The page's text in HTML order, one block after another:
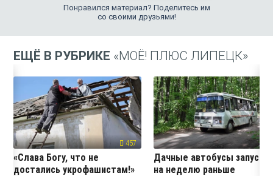
Понравился материал? Поделитесь им
со своими друзьями!
ЕЩЁ В РУБРИКЕ «МОЁ! ПЛЮС ЛИПЕЦК»
457
«Слава Богу, что не
достались укрофашистам!»
Дачные автобусы
на неделю раньше